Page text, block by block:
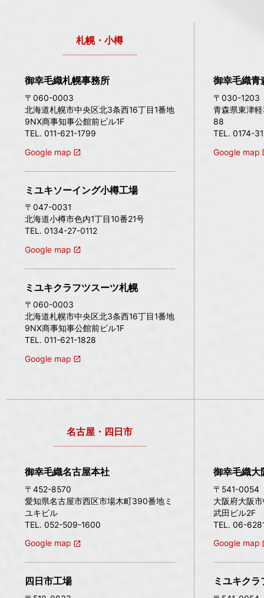
札幌・小樽
御幸毛織札幌事務所
〒060-0003
北海道札幌市中央区北3条西16丁目1番地
9NX商事知事公館前ビル1F
TEL. 011-621-1799
Google map
ミユキソーイング小樽工場
〒047-0031
北海道小樽市色内1丁目10番21号
TEL. 0134-27-0112
Google map
ミユキクラフツスーツ札幌
〒060-0003
北海道札幌市中央区北3条西16丁目1番地
9NX商事知事公館前ビル1F
TEL. 011-621-1828
Google map
御幸毛織青
〒030-1203
青森県東津
88
TEL. 0174-
Google map
名古屋・四日市
御幸毛織名古屋本社
〒452-8570
愛知県名古屋市西区市場木町390番地ミ
ユキビル
TEL. 052-509-1600
Google map
四日市工場
御幸毛織大
〒541-0054
大阪府大阪
武田ビル2F
TEL. 06-
Google map
ミユキク